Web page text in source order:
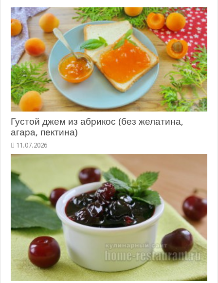
Густой джем из абрикос (без желатина,
агара, пектина)
11.07.2026